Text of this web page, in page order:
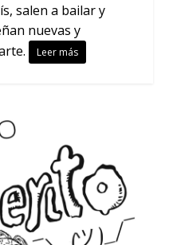
salen a bailar y
nuevas y
Leer más